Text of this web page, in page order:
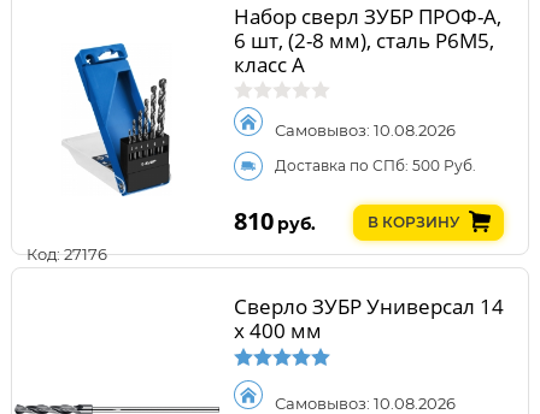
Код: 27176
Набор сверл ЗУБР ПРОФ-А,
6 шт, (2-8 мм), сталь Р6М5,
класс А
Самовывоз: 10.08.2026
Доставка по СПб: 500 Руб.
810 руб. В КОРЗИНУ
Сверло ЗУБР Универсал 14
x 400 мм
Самовывоз: 10.08.2026